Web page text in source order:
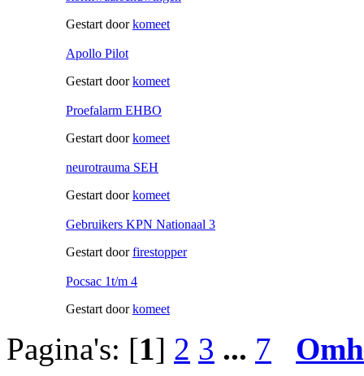
Gestart doorkomeet
Apollo Pilot
Gestart doorkomeet
Proefalarm EHBO
Gestart doorkomeet
neurotrauma SEH
Gestart doorkomeet
Gebruikers KPN Nationaal 3
Gestart doorfirestopper
Pocsac 1t/m 4
Gestart doorkomeet
Pagina's: [1] 2 3 ... 7